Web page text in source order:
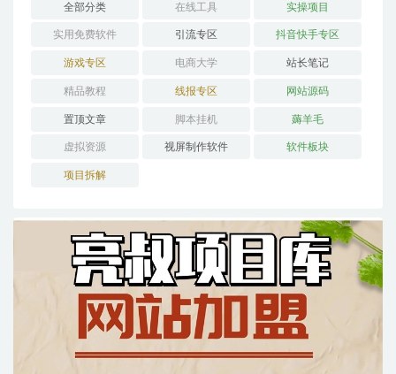
全部分类 在线工具 实操项目
实用免费软件 引流专区 抖音快手专区
游戏专区 电商大学 站长笔记
精品教程 线报专区 网站源码
置顶文章 脚本挂机 薅羊毛
虚拟资源 视屏制作软件 软件板块
项目拆解